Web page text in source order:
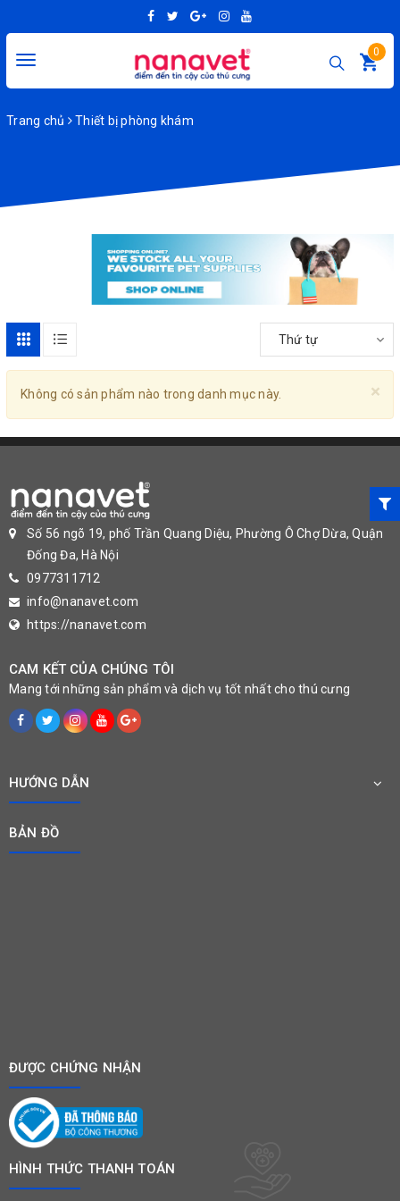
Toggle
0
Trang chủ Thiết bị phòng khám
Thứ tự
×
Không có sản phẩm nào trong danh mục này.
Số 56 ngõ 19, phố Trần Quang Diệu, Phường Ô Chợ Dừa, Quận
Đống Đa, Hà Nội
0977311712
info@nanavet.com
https://nanavet.com
CAM KẾT CỦA CHÚNG TÔI
Mang tới những sản phẩm và dịch vụ tốt nhất cho thú cưng
HƯỚNG DẪN
BẢN ĐỒ
ĐƯỢC CHỨNG NHẬN
HÌNH THỨC THANH TOÁN